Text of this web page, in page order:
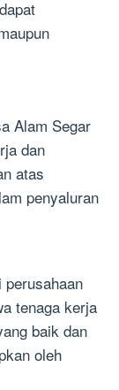
Alam Segar
dan
atas
penyaluran
tenaga kerja
baik dan
oleh